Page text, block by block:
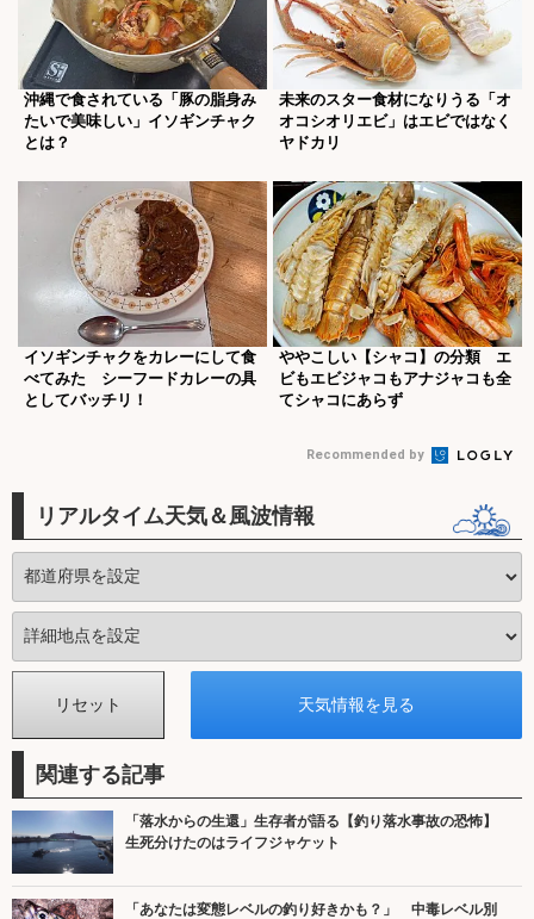
沖縄で食されている「豚の脂身み
たいで美味しい」イソギンチャク
とは？
未来のスター食材になりうる「オ
オコシオリエビ」はエビではなく
ヤドカリ
イソギンチャクをカレーにして食
べてみた シーフードカレーの具
としてバッチリ！
ややこしい【シャコ】の分類 エ
ビもエビジャコもアナジャコも全
てシャコにあらず
Recommended by
リアルタイム天気＆風波情報
関連する記事
「落水からの生還」生存者が語る【釣り落水事故の恐怖】
生死分けたのはライフジャケット
「あなたは変態レベルの釣り好きかも？」 中毒レベル別